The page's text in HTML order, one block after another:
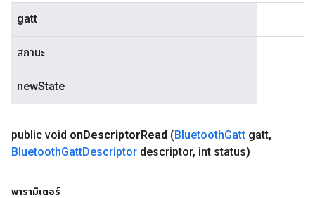
gatt
สถานะ
newState
public void onDescriptorRead (BluetoothGatt gatt,
BluetoothGattDescriptor descriptor, int status)
พารามิเตอร์